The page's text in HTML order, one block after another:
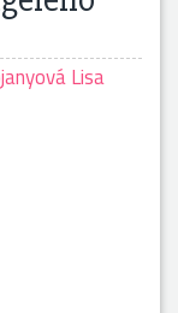
Lisa